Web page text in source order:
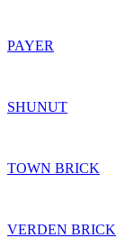
PAYER
SHUNUT
TOWN BRICK
VERDEN BRICK